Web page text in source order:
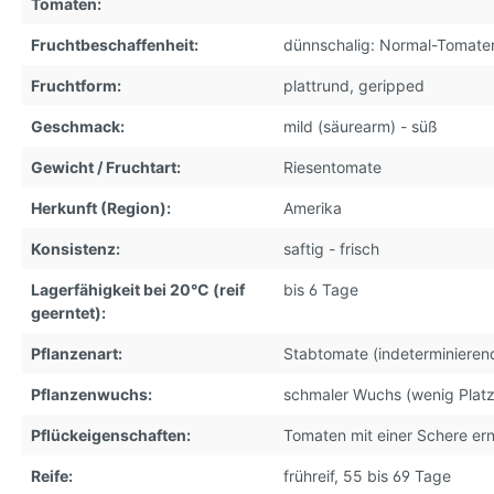
Tomaten:
Fruchtbeschaffenheit: dünnschalig: Normal-
Fruchtform: plattrund, geripped
Geschmack: mild (säurearm) - süß
Gewicht / Fruchtart: Riesentomate
Herkunft (Region): Amerika
Konsistenz: saftig - frisch
Lagerfähigkeit bei 20°C (reif
geerntet):
bis 6 Tage
Pflanzenart: Stabtomate
Pflanzenwuchs: schmaler Wuchs (wenig
Pflückeigenschaften: Tomaten mit einer Schere
Reife: frühreif, 55 bis 69 Tage